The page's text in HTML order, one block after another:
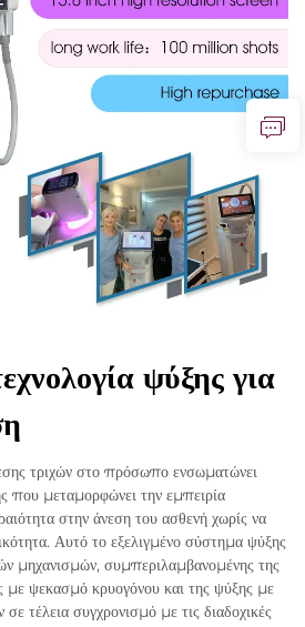
ψύξης για
τριχών στο πρόσωπο ενσωματώνει
που μεταμορφώνει την εμπειρία
στην άνεση του ασθενή χωρίς να
Αυτό το εξελιγμένο σύστημα ψύξης
μηχανισμών, συμπεριλαμβανομένης της
ψεκασμό κρυογόνου και της ψύξης με
σε τέλεια συγχρονισμό με τις διαδοχικές